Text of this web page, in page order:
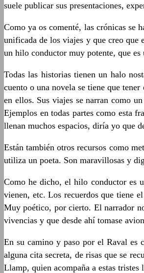
suele publicar sus presentaciones,
Como ya os comenté, las crónicas se
unificada de los viajes y que creo que
un hilo conductor muy potente, que
Todas las historias tienen un halo
cuento o una novela se tiene que
en ellos. Sus viajes se narran como
Ejemplos en todas partes como esta
llenan muchos espacios, diría yo que
Están también otros recursos como
utiliza un poeta. Son maravillosas y
Como he dicho, el hilo conductor es
vienen, etc. Los recuerdos que tiene
Muy poético, por cierto. El narrador
vivencias y que desde ahí tomase
En su camino y paso por el Raval es
alguna cita secreta, de risas que se
Llamp, quien acompaña a estas tristes